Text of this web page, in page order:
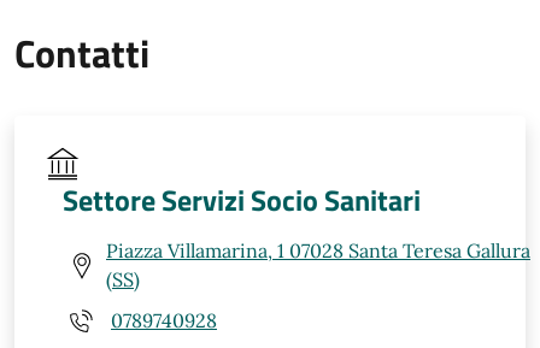
Contatti
Settore Servizi Socio Sanitari
Piazza Villamarina, 1 07028 Santa Teresa Gallura
(SS)
0789740928